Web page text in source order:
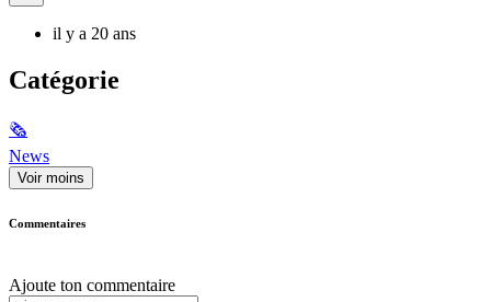
il y a 20 ans
Catégorie
🗞
News
Voir moins
Commentaires
Ajoute ton commentaire